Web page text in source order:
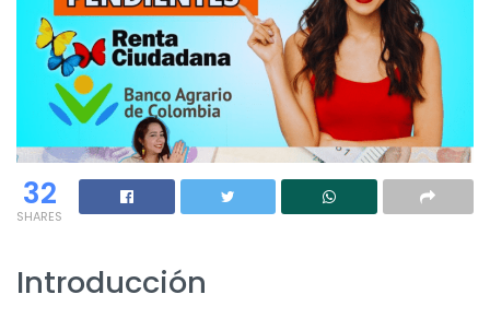
32
SHARES
Introducción